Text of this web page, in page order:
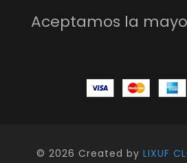
Aceptamos la
© 2026 Created by LIXUF